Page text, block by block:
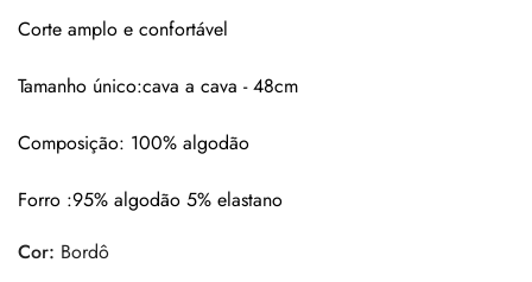
Corte amplo e confortável
Tamanho único:cava a cava - 48cm
Composição: 100% algodão
Forro :95% algodão 5% elastano
Cor: Bordô